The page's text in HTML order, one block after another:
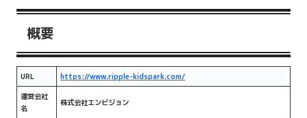
概要
URL https://www.ripple-kidspark.com/
運営会社
名
株式会社エンビジョン